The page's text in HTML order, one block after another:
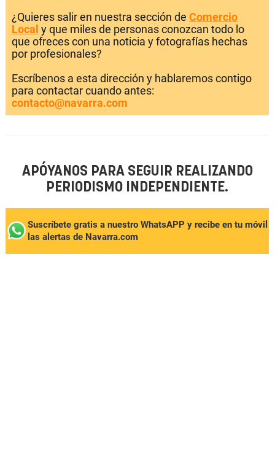
¿Quieres salir en nuestra sección de Comercio
Local y que miles de personas conozcan todo lo
que ofreces con una noticia y fotografías hechas
por profesionales?
Escríbenos a esta dirección y hablaremos contigo
para contactar cuando antes:
contacto@navarra.com
APÓYANOS PARA SEGUIR REALIZANDO
PERIODISMO INDEPENDIENTE.
Suscríbete gratis a nuestro WhatsAPP y recibe en tu móvil
las alertas de Navarra.com